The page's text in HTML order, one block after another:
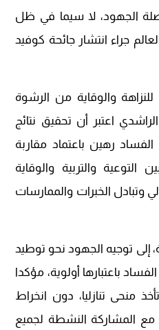
الجهود، لا سيما في ظل
جراء انتشار جائحة كوفيد
والوقاية من الرشوة
اعتبر أن تحقيق نتائج
رهين باعتماد مقاربة
التوعية والتربية والوقاية
وتبادل الخبرات والممارسات
إلى توجيه الجهود نحو توطيد
باعتبارها أولوية، مؤكدا
منحى تنازليا، دون انخراط
مع المشاركة النشطة لجميع